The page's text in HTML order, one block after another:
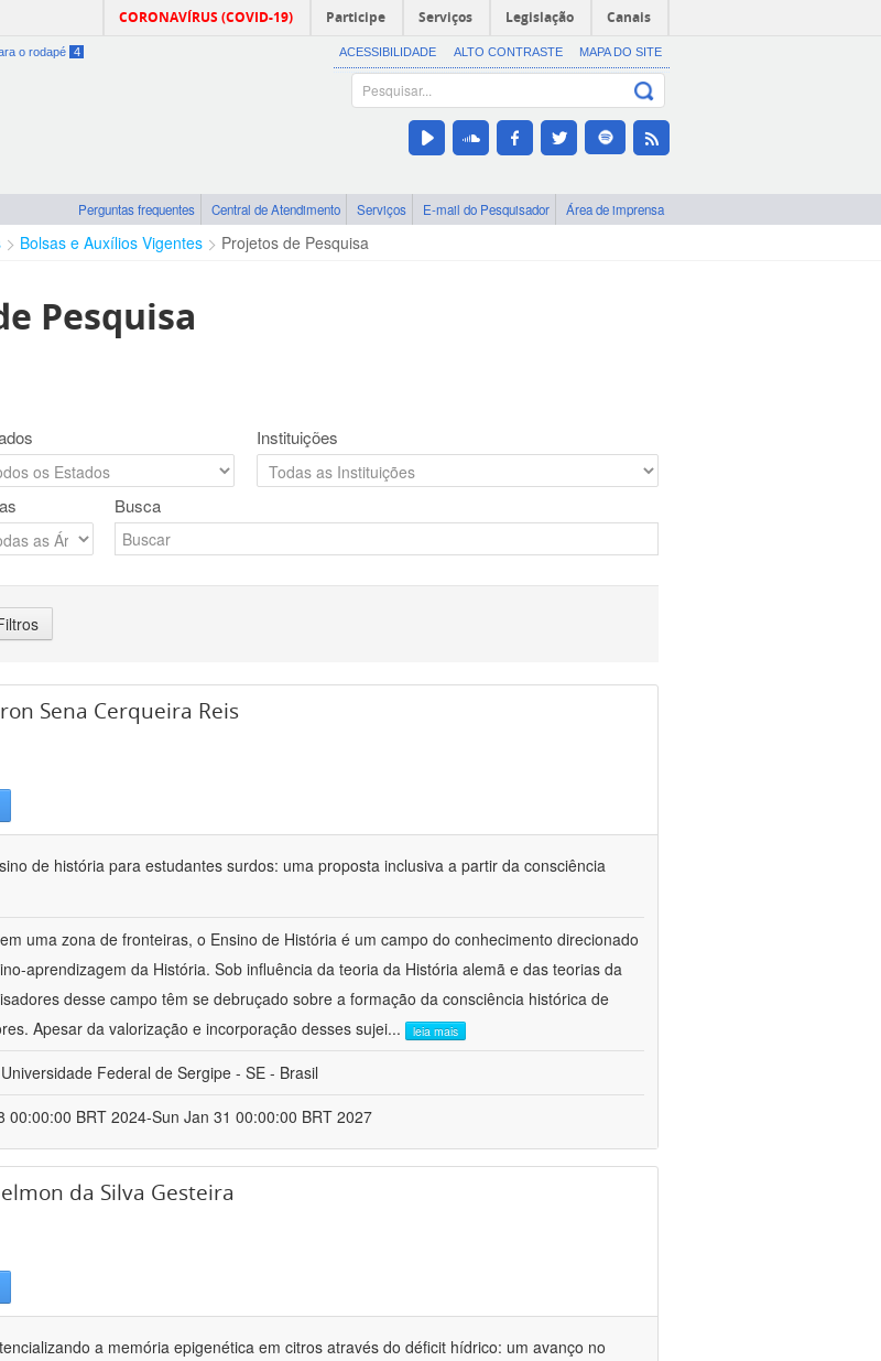
CORONAVÍRUS (COVID-19) Participe Serviços Legislação Canais
o rodapé 4 ACESSIBILIDADE ALTO CONTRASTE MAPA DO SITE
Perguntas frequentes Central de Atendimento Serviços E-mail do Pesquisador Área de imprensa
Bolsas e Auxílios Vigentes Projetos de Pesquisa
Pesquisa
Instituições
Busca
Sena Cerqueira Reis
de história para estudantes surdos: uma proposta inclusiva a partir da consciência
uma zona de fronteiras, o Ensino de História é um campo do conhecimento direcionado
aprendizagem da História. Sob influência da teoria da História alemã e das teorias da
desse campo têm se debruçado sobre a formação da consciência histórica de
Apesar da valorização e incorporação desses sujei... leia mais
Universidade Federal de Sergipe - SE - Brasil
00:00:00 BRT 2024-Sun Jan 31 00:00:00 BRT 2027
da Silva Gesteira
a memória epigenética em citros através do déficit hídrico: um avanço no